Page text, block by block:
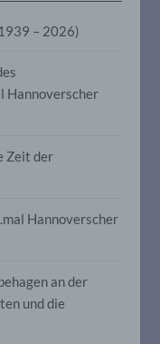
– 2026)
Hannoverscher
Zeit der
Hannoverscher
an der
und die
Person
sofern diese
und
nicht einer
werden.
für die
oder
Einrichtung
oder